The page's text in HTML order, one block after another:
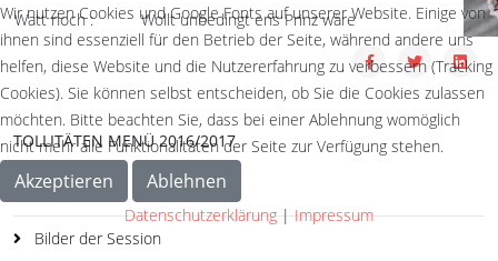
Watt noch : Wollt unbedingt ens Prinz wäre
TOLLITÄTEN MENÜ 2016/2017
Der Prinz
Bilder der Session
Wir nutzen Cookies und Google Fonts auf unserer Website. Einige von
ihnen sind essenziell für den Betrieb der Seite, während andere uns
helfen, diese Website und die Nutzererfahrung zu verbessern (Tracking
Cookies). Sie können selbst entscheiden, ob Sie die Cookies zulassen
möchten. Bitte beachten Sie, dass bei einer Ablehnung womöglich
nicht mehr alle Funktionalitäten der Seite zur Verfügung stehen.
Akzeptieren Ablehnen
Datenschutzerklärung | Impressum